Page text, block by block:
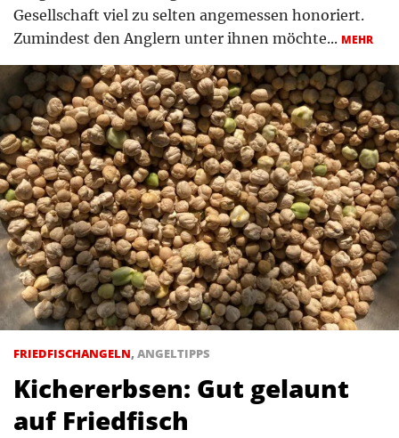
Gesellschaft viel zu selten angemessen honoriert.
Zumindest den Anglern unter ihnen möchte... MEHR
FRIEDFISCHANGELN, ANGELTIPPS
Kichererbsen: Gut gelaunt
auf Friedfisch